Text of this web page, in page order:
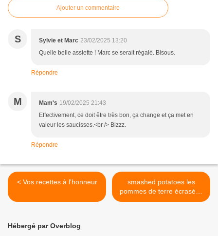
Ajouter un commentaire
S Sylvie et Marc 23/02/2025 13:20
Quelle belle assiette ! Marc se serait régalé. Bisous.
Répondre
M Mam's 19/02/2025 21:43
Effectivement, ce doit être très bon, ça change et ça met en
valeur les saucisses.<br /> Bizzz.
Répondre
< Vos recettes à l'honneur
smashed potatoes les
pommes de terre écrasées
>
Hébergé par Overblog